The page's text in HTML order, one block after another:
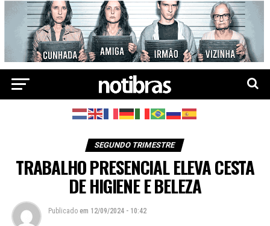
SEGUNDO TRIMESTRE
TRABALHO PRESENCIAL ELEVA CESTA
DE HIGIENE E BELEZA
Publicado em 12/09/2024 - 10:42